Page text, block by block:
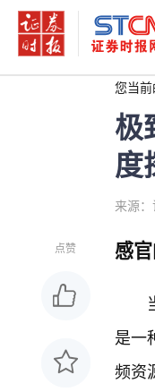
您当前
极
度
来源
点赞 感
是一
频资